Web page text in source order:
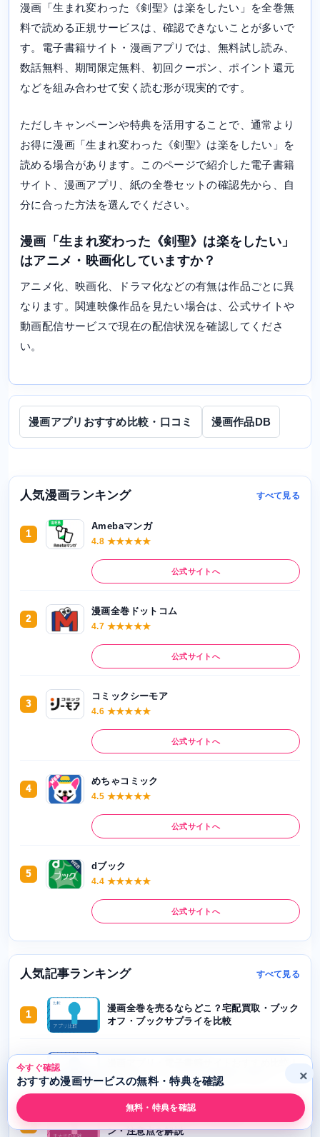
漫画「生まれ変わった《剣聖》は楽をしたい」を全巻無
料で読める正規サービスは、確認できないことが多いで
す。電子書籍サイト・漫画アプリでは、無料試し読み、
数話無料、期間限定無料、初回クーポン、ポイント還元
などを組み合わせて安く読む形が現実的です。
ただしキャンペーンや特典を活用することで、通常より
お得に漫画「生まれ変わった《剣聖》は楽をしたい」を
読める場合があります。このページで紹介した電子書籍
サイト、漫画アプリ、紙の全巻セットの確認先から、自
分に合った方法を選んでください。
漫画「生まれ変わった《剣聖》は楽をしたい」
はアニメ・映画化していますか？
アニメ化、映画化、ドラマ化などの有無は作品ごとに異
なります。関連映像作品を見たい場合は、公式サイトや
動画配信サービスで現在の配信状況を確認してくださ
い。
漫画アプリおすすめ比較・口コミ 漫画作品DB
人気漫画ランキング すべて見る
1
Amebaマンガ
4.8 ★★★★★
公式サイトへ
2
漫画全巻ドットコム
4.7 ★★★★★
公式サイトへ
3
コミックシーモア
4.6 ★★★★★
公式サイトへ
4
めちゃコミック
4.5 ★★★★★
公式サイトへ
5
dブック
4.4 ★★★★★
公式サイトへ
人気記事ランキング すべて見る
1
漫画全巻を売るならどこ？宅配買取・ブック
オフ・ブックサプライを比較
2
無料漫画・クーポン・全巻購入で選ぶ
3
ン・注意点を解説
今すぐ確認
おすすめ漫画サービスの無料・特典を確認
無料・特典を確認
×